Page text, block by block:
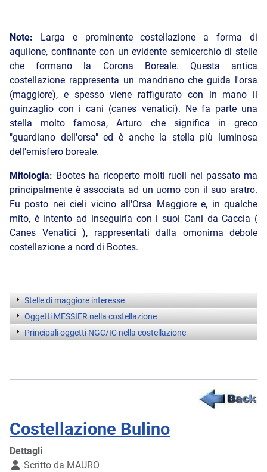
Note: Larga e prominente costellazione a forma di
aquilone, confinante con un evidente semicerchio di stelle
che formano la Corona Boreale. Questa antica
costellazione rappresenta un mandriano che guida l'orsa
(maggiore), e spesso viene raffigurato con in mano il
guinzaglio con i cani (canes venatici). Ne fa parte una
stella molto famosa, Arturo che significa in greco
"guardiano dell'orsa" ed è anche la stella più luminosa
dell'emisfero boreale.
Mitologia: Bootes ha ricoperto molti ruoli nel passato ma
principalmente è associata ad un uomo con il suo aratro.
Fu posto nei cieli vicino all'Orsa Maggiore e, in qualche
mito, è intento ad inseguirla con i suoi Cani da Caccia (
Canes Venatici ), rappresentati dalla omonima debole
costellazione a nord di Bootes.
Stelle di maggiore interesse
Oggetti MESSIER nella costellazione
Principali oggetti NGC/IC nella costellazione
Costellazione Bulino
Dettagli
Scritto da MAURO